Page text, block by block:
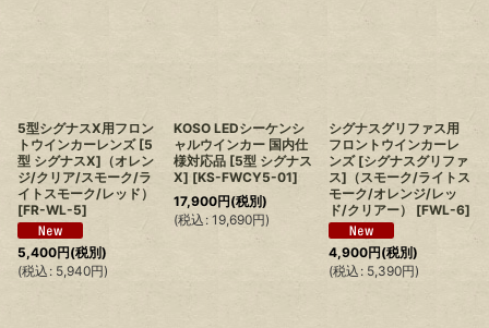
5型シグナスX用フロン
トウインカーレンズ [5
型 シグナスX]（オレン
ジ/クリア/スモーク/ラ
イトスモーク/レッド）
[FR-WL-5]
5,400円(税別)
(税込 : 5,940円)
KOSO LEDシーケンシ
ャルウインカー 国内仕
様対応品 [5型 シグナス
X] [KS-FWCY5-01]
17,900円(税別)
(税込 : 19,690円)
シグナスグリファス用
フロントウインカーレ
ンズ [シグナスグリファ
ス]（スモーク/ライトス
モーク/オレンジ/レッ
ド/クリアー）
[FWL-6]
4,900円(税別)
(税込 : 5,390円)